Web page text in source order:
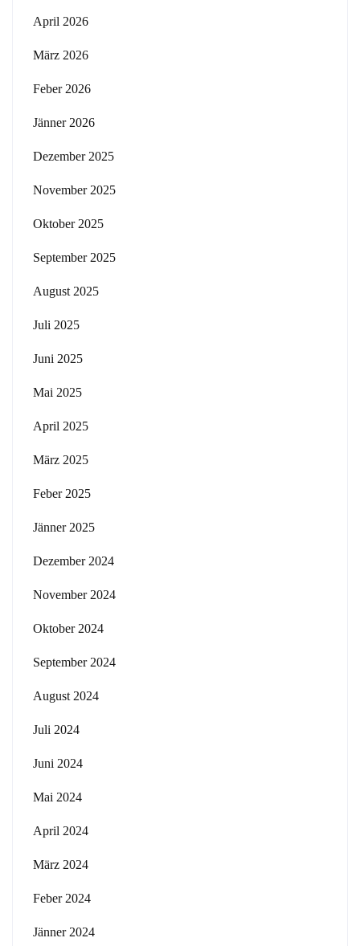
April 2026
März 2026
Feber 2026
Jänner 2026
Dezember 2025
November 2025
Oktober 2025
September 2025
August 2025
Juli 2025
Juni 2025
Mai 2025
April 2025
März 2025
Feber 2025
Jänner 2025
Dezember 2024
November 2024
Oktober 2024
September 2024
August 2024
Juli 2024
Juni 2024
Mai 2024
April 2024
März 2024
Feber 2024
Jänner 2024